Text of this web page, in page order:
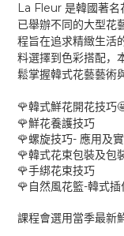
La Fleur 是韓國著名
已舉辦不同的大型花
程旨在追求精緻生活
料選擇到色彩搭配，
鬆掌握韓式花藝藝術
🌹韓式鮮花開花技巧
🌹鮮花養護技巧
🌹螺旋技巧- 應用及
🌹韓式花束包裝及包
🌹手綁花束技巧
🌹自然風花籃-韓式插
課程會選用當季最新